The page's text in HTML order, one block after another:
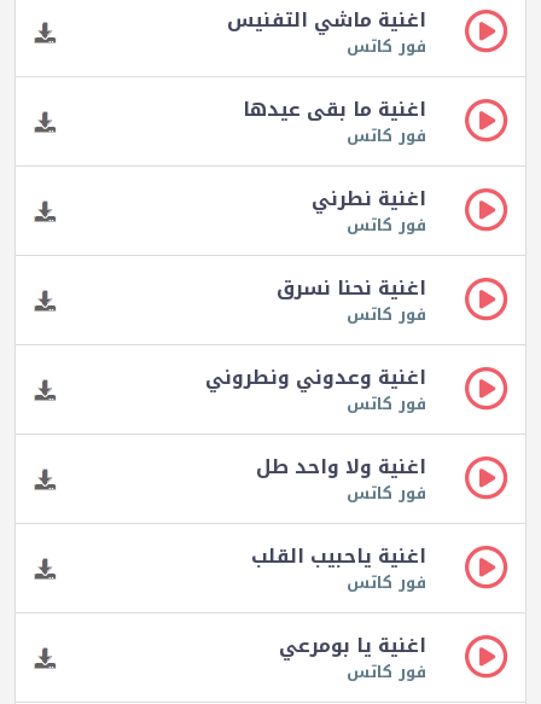
اغنية ماشي التفنيس
فور كاتس
اغنية ما بقى عيدها
فور كاتس
اغنية نطرني
فور كاتس
اغنية نحنا نسرق
فور كاتس
اغنية وعدوني ونطروني
فور كاتس
اغنية ولا واحد طل
فور كاتس
اغنية ياحبيب القلب
فور كاتس
اغنية يا بومرعي
فور كاتس